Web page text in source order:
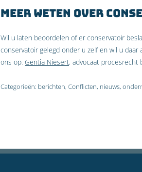
Meer weten over
Wil u laten beoordelen of er conservatoir
conservatoir gelegd onder u zelf en wil u
ons op. Gentia Niesert, advocaat procesrecht
Categorieën: berichten, Conflicten, nieuws,